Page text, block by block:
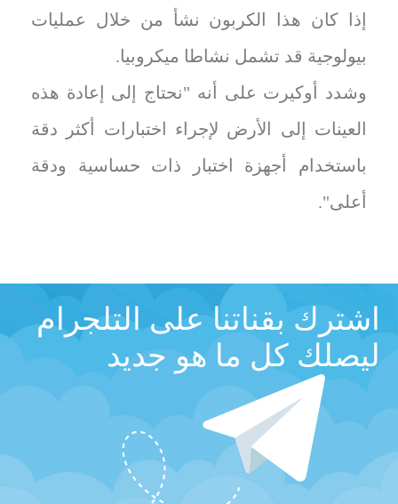
إذا كان هذا الكربون نشأ من خلال عمليات
بيولوجية قد تشمل نشاطا ميكروبيا.
وشدد أوكيرت على أنه "نحتاج إلى إعادة هذه
العينات إلى الأرض لإجراء اختبارات أكثر دقة
باستخدام أجهزة اختبار ذات حساسية ودقة
أعلى".
اشترك بقناتنا على التلجرام
ليصلك كل ما هو جديد